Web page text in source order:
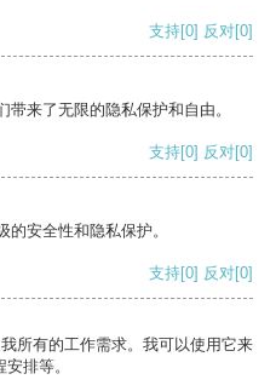
支持[0] 反对[0]
来了无限的隐私保护和自由。
支持[0] 反对[0]
安全性和隐私保护。
支持[0] 反对[0]
所有的工作需求。我可以使用它来
排等。